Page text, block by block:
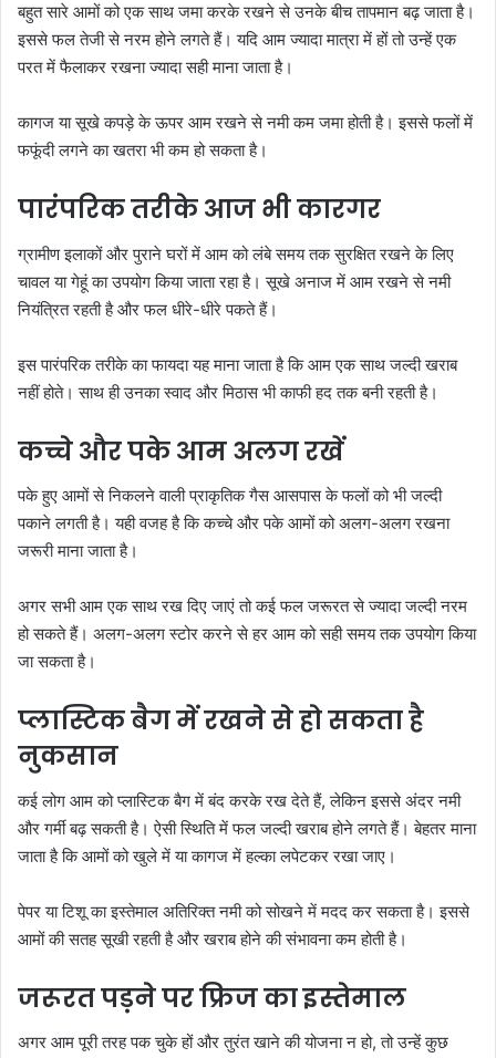
बहुत सारे आमों को एक साथ जमा करके रखने से उनके बीच तापमान बढ़ जाता है।
इससे फल तेजी से नरम होने लगते हैं। यदि आम ज्यादा मात्रा में हों तो उन्हें एक
परत में फैलाकर रखना ज्यादा सही माना जाता है।
कागज या सूखे कपड़े के ऊपर आम रखने से नमी कम जमा होती है। इससे फलों में
फफूंदी लगने का खतरा भी कम हो सकता है।
पारंपरिक तरीके आज भी कारगर
ग्रामीण इलाकों और पुराने घरों में आम को लंबे समय तक सुरक्षित रखने के लिए
चावल या गेहूं का उपयोग किया जाता रहा है। सूखे अनाज में आम रखने से नमी
नियंत्रित रहती है और फल धीरे-धीरे पकते हैं।
इस पारंपरिक तरीके का फायदा यह माना जाता है कि आम एक साथ जल्दी खराब
नहीं होते। साथ ही उनका स्वाद और मिठास भी काफी हद तक बनी रहती है।
कच्चे और पके आम अलग रखें
पके हुए आमों से निकलने वाली प्राकृतिक गैस आसपास के फलों को भी जल्दी
पकाने लगती है। यही वजह है कि कच्चे और पके आमों को अलग-अलग रखना
जरूरी माना जाता है।
अगर सभी आम एक साथ रख दिए जाएं तो कई फल जरूरत से ज्यादा जल्दी नरम
हो सकते हैं। अलग-अलग स्टोर करने से हर आम को सही समय तक उपयोग किया
जा सकता है।
प्लास्टिक बैग में रखने से हो सकता है
नुकसान
कई लोग आम को प्लास्टिक बैग में बंद करके रख देते हैं, लेकिन इससे अंदर नमी
और गर्मी बढ़ सकती है। ऐसी स्थिति में फल जल्दी खराब होने लगते हैं। बेहतर माना
जाता है कि आमों को खुले में या कागज में हल्का लपेटकर रखा जाए।
पेपर या टिशू का इस्तेमाल अतिरिक्त नमी को सोखने में मदद कर सकता है। इससे
आमों की सतह सूखी रहती है और खराब होने की संभावना कम होती है।
जरूरत पड़ने पर फ्रिज का इस्तेमाल
अगर आम पूरी तरह पक चुके हों और तुरंत खाने की योजना न हो, तो उन्हें कुछ